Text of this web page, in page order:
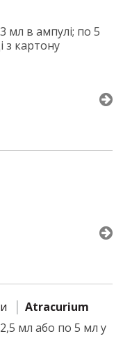
мл в ампулі; по 5
з картону
Atracurium
мл або по 5 мл у